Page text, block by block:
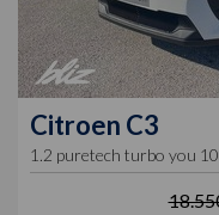
Citroen C3
1.2 puretech turbo you